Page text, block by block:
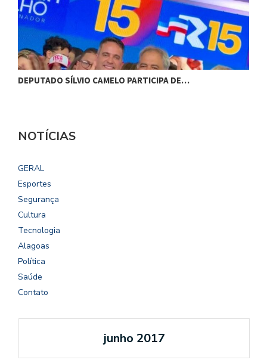
DEPUTADO SÍLVIO CAMELO PARTICIPA DE…
NOTÍCIAS
GERAL
Esportes
Segurança
Cultura
Tecnologia
Alagoas
Política
Saúde
Contato
junho 2017